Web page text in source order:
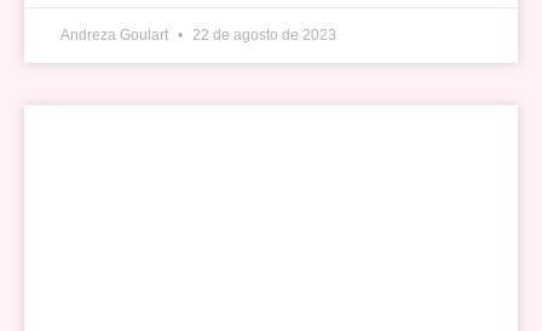
Andreza Goulart 22 de agosto de 2023